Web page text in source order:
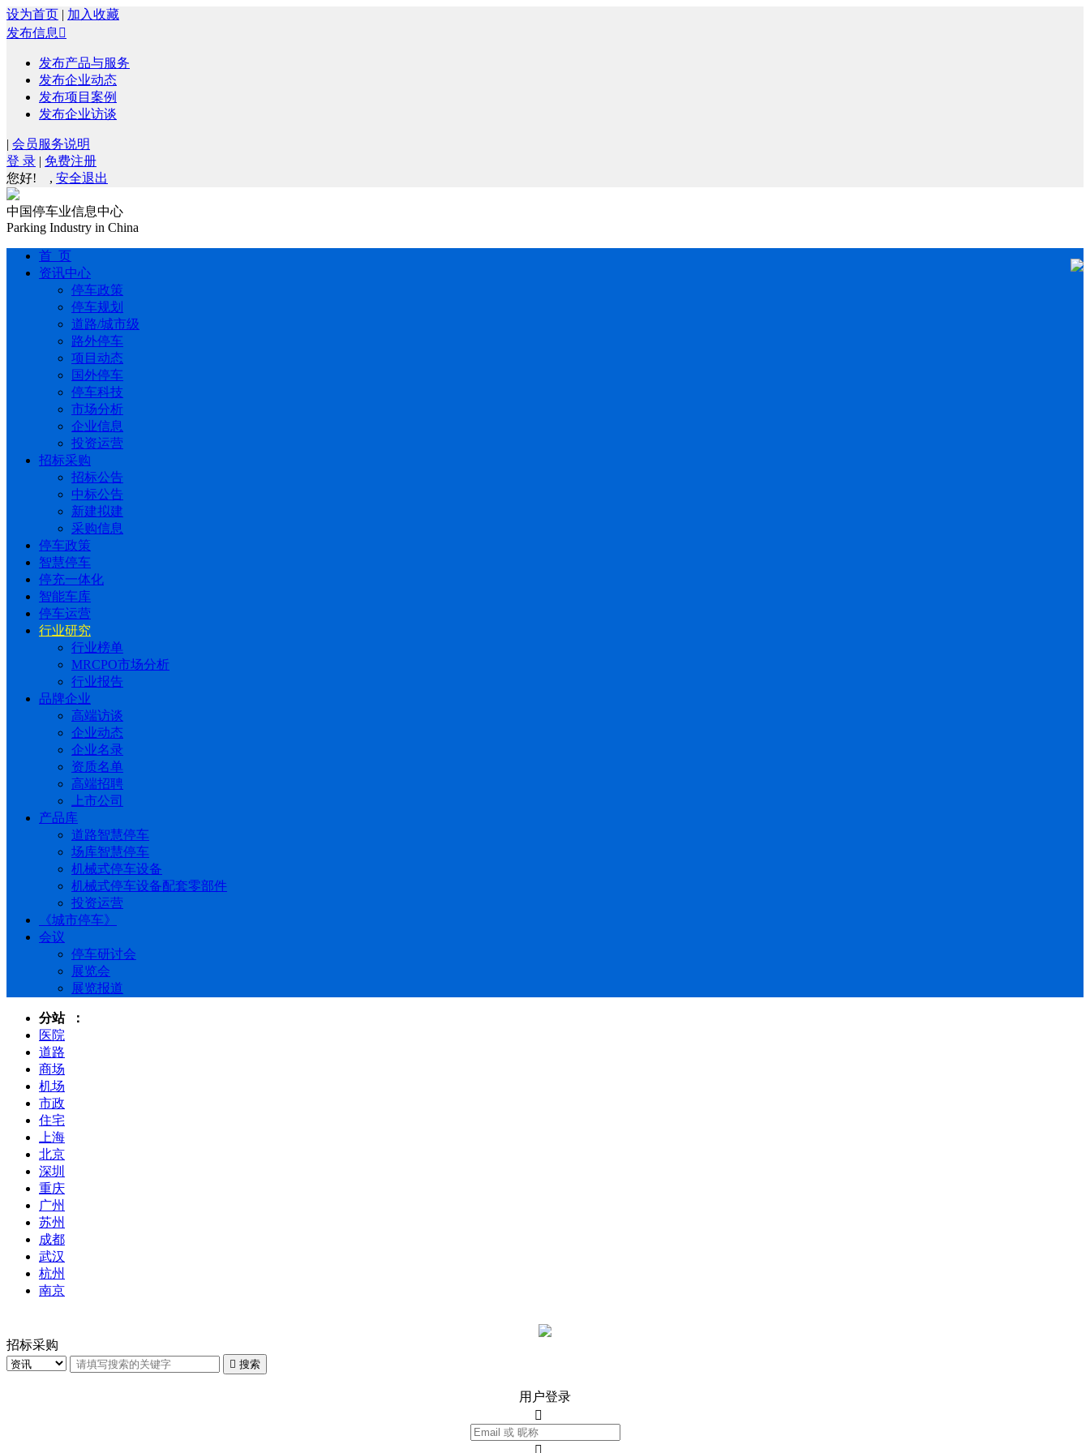
设为首页 | 加入收藏
发布信息 
发布产品与服务
发布企业动态
发布项目案例
发布企业访谈
| 会员服务说明
登 录 | 免费注册
您好!
, 安全退出
中国停车业信息中心
Parking Industry in China
首 页
资讯中心
停车政策
停车规划
道路/城市级
路外停车
项目动态
国外停车
停车科技
市场分析
企业信息
投资运营
招标采购
招标公告
中标公告
新建拟建
采购信息
停车政策
智慧停车
停充一体化
智能车库
停车运营
行业研究
行业榜单
MRCPO市场分析
行业报告
品牌企业
高端访谈
企业动态
企业名录
资质名单
高端招聘
上市公司
产品库
道路智慧停车
场库智慧停车
机械式停车设备
机械式停车设备配套零部件
投资运营
《城市停车》
会议
停车研讨会
展览会
展览报道
分站 ：
医院
道路
商场
机场
市政
住宅
上海
北京
深圳
重庆
广州
苏州
成都
武汉
杭州
南京
招标采购
 搜索
用户登录

